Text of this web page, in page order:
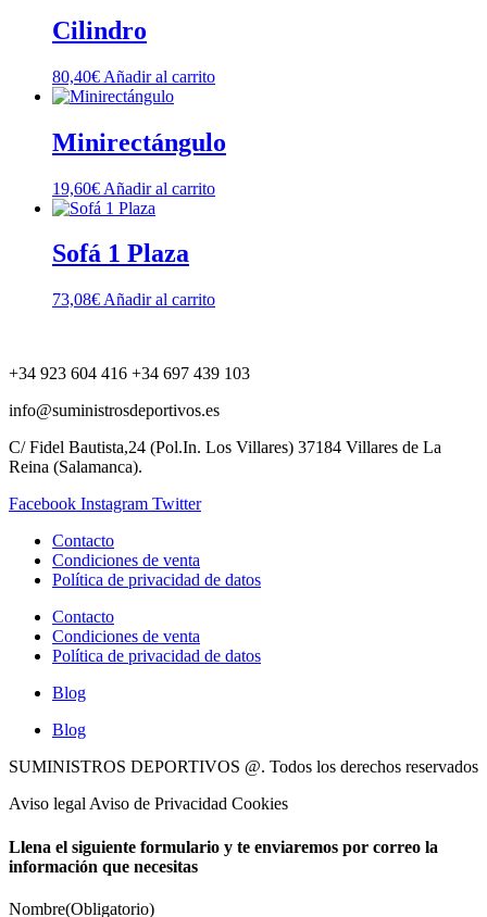
Cilindro
80,40€ Añadir al carrito
Minirectángulo
19,60€ Añadir al carrito
Sofá 1 Plaza
73,08€ Añadir al carrito
+34 923 604 416 +34 697 439 103
info@suministrosdeportivos.es
C/ Fidel Bautista,24 (Pol.In. Los Villares) 37184 Villares de La
Reina (Salamanca).
Facebook Instagram Twitter
Contacto
Condiciones de venta
Política de privacidad de datos
Contacto
Condiciones de venta
Política de privacidad de datos
Blog
Blog
SUMINISTROS DEPORTIVOS @. Todos los derechos reservados
Aviso legal Aviso de Privacidad Cookies
Llena el siguiente formulario y te enviaremos por correo la
información que necesitas
Nombre(Obligatorio)